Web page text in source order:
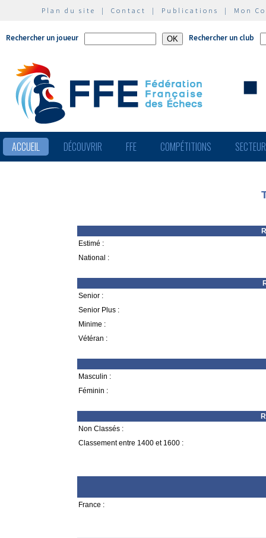
Plan du site | Contact | Publications | Mon
Rechercher un joueur Rechercher un club
ACCUEIL DÉCOUVRIR FFE COMPÉTITIONS
Estimé :
National :
Senior :
Senior Plus :
Minime :
Vétéran :
Masculin :
Féminin :
Non Classés :
Classement entre 1400 et 1600 :
France :